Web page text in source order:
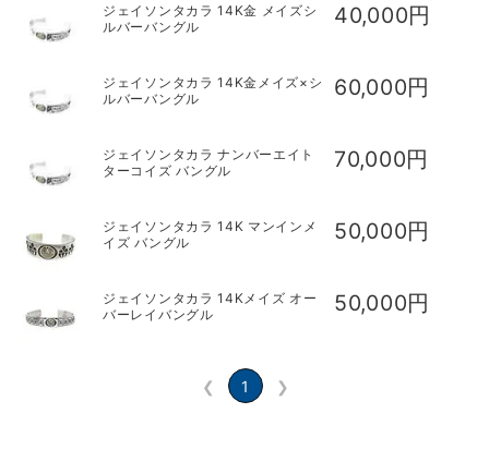
商品名 買取相場価格(新品)
ジェイソンタカラ 14K金 メイズシ
ルバーバングル
40,000円
ジェイソンタカラ 14K金メイズ×シ
ルバーバングル
60,000円
ジェイソンタカラ ナンバーエイト
ターコイズ バングル
70,000円
ジェイソンタカラ 14K マンインメ
イズ バングル
50,000円
ジェイソンタカラ 14Kメイズ オー
バーレイバングル
50,000円
❮ 1 ❯